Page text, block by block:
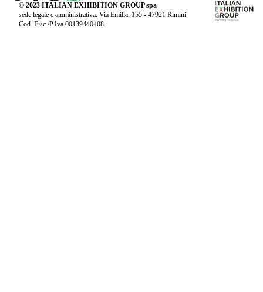
© 2023 ITALIAN EXHIBITION GROUP spa
sede legale e amministrativa: Via Emilia, 155 - 47921 Rimini
Cod. Fisc./P.Iva 00139440408.